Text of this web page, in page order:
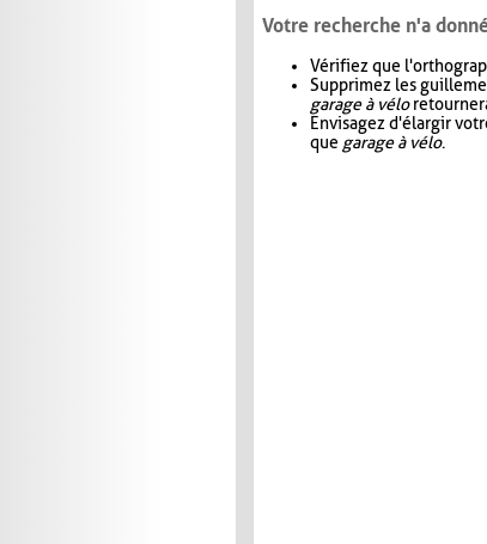
Votre recherche n'a
Vérifiez que
Supprimez les
garage à vélo
Envisagez d'élargir
que garage à vélo.